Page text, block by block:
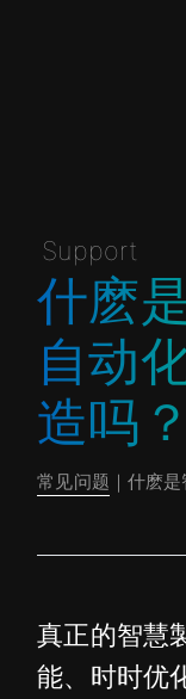
Support
什麽
自动
造吗？
常见问题 ｜什麽
真正的智慧
能、时时优